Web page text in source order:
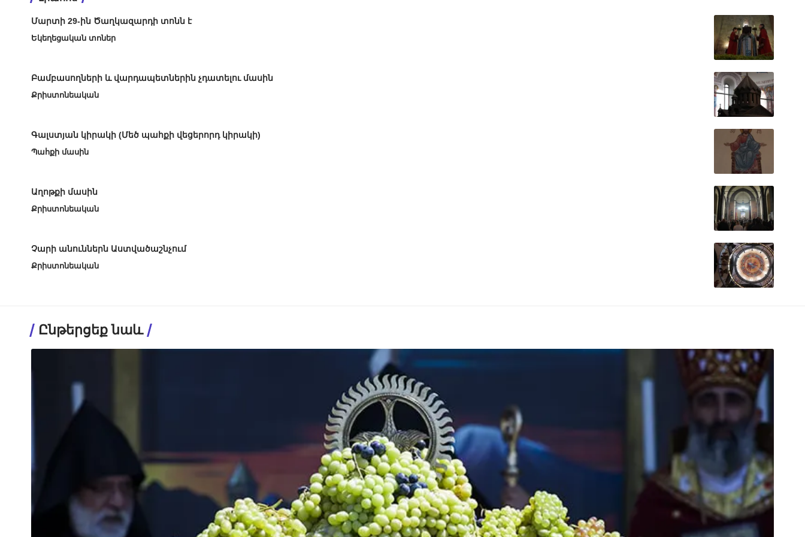
Մարտի 29-ին Ծաղկազարդի տոնն է
Եկեղեցական տոներ
Բամբասողների և վարդապետներին չդատելու մասին
Քրիստոնեական
Գալստյան կիրակի (Մեծ պահքի վեցերորդ կիրակի)
Պահքի մասին
Աղոթքի մասին
Քրիստոնեական
Չարի անուններն Աստվածաշնչում
Քրիստոնեական
Ընթերցեք նաև